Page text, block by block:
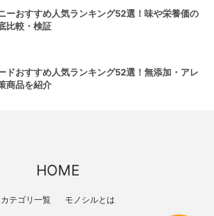
ーおすすめ人気ランキング52選！味や栄養価の
比較・検証
ドおすすめ人気ランキング52選！無添加・アレ
商品を紹介
HOME
カテゴリ一覧 モノシルとは